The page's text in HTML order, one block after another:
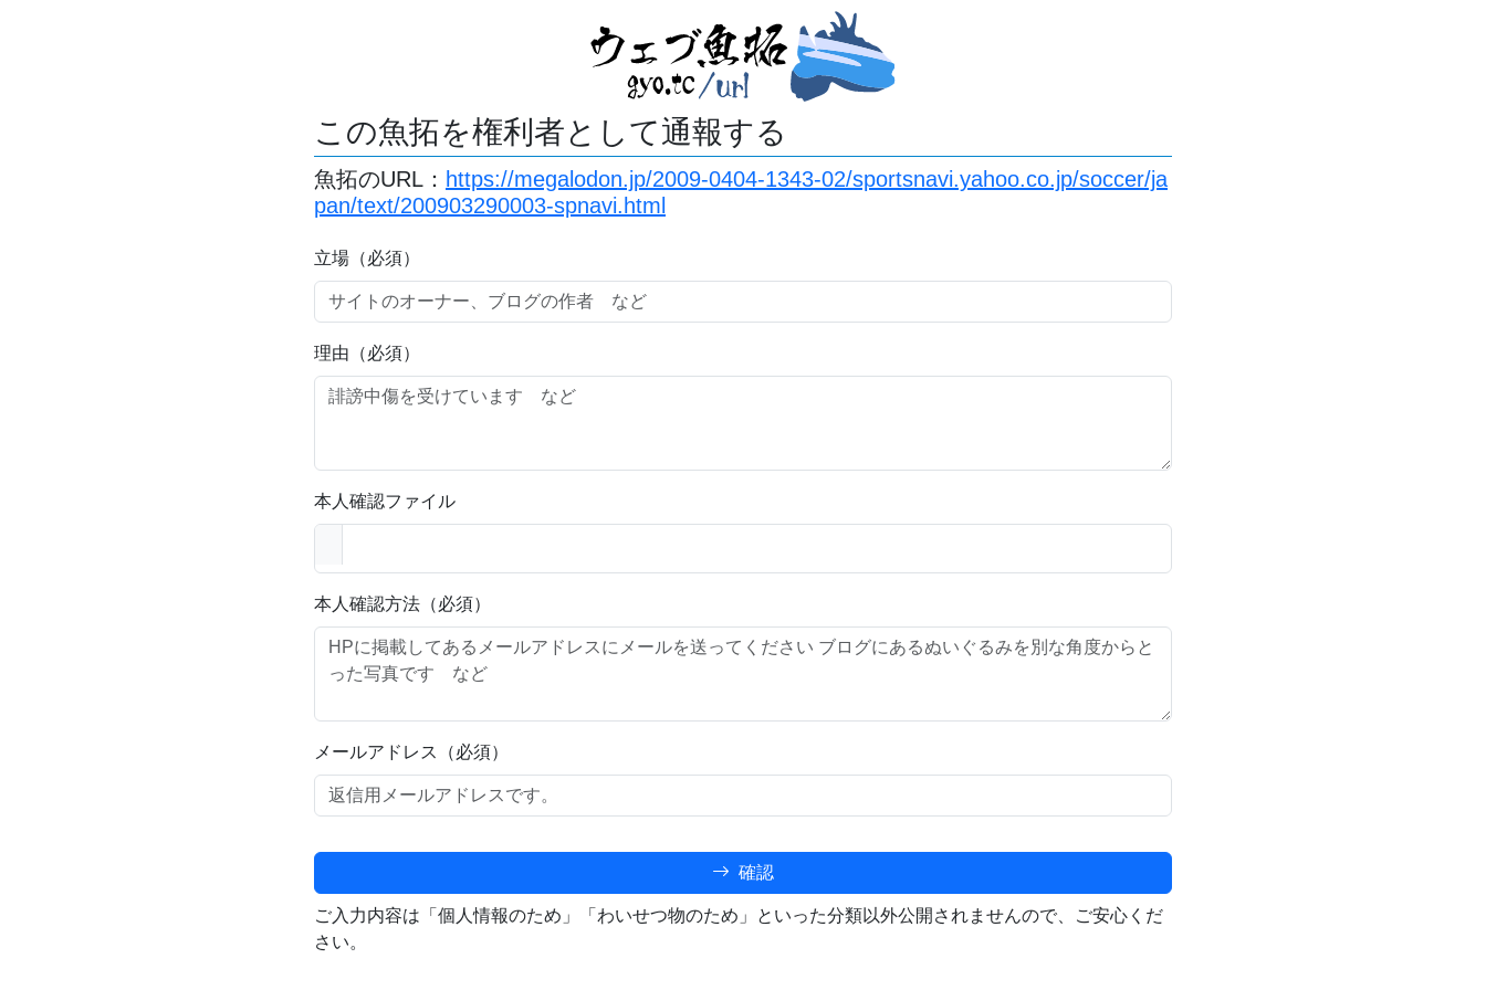
この魚拓を権利者として通報する
魚拓のURL： https://megalodon.jp/2009-0404-1343-02/sportsnavi.yahoo.co.jp/soccer/ja
pan/text/200903290003-spnavi.html
立場（必須）
理由（必須）
本人確認ファイル
本人確認方法（必須）
メールアドレス（必須）
確認
ご入力内容は「個人情報のため」「わいせつ物のため」といった分類以外公開されませんので、ご安心くだ
さい。